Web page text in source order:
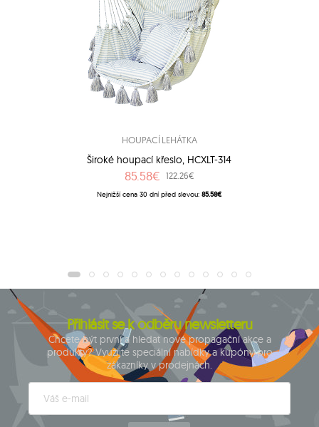
HOUPACÍ LEHÁTKA
Široké houpací křeslo, HCXLT-314
85.58€ 122.26€
Nejnižší cena 30 dní před slevou:85.58€
Přihlásit se k odběru newsletteru
Chcete být první a hledat nové propagační akce a
produkty? Využijte speciální nabídky a kupóny pro
zákazníky v prodejnách.